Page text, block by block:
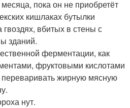
пока он не приобретёт
кишлаках бутылки
вбитых в стены с
зданий.
ферментации, как
фруктовыми кислотами
жирную мясную
нут.